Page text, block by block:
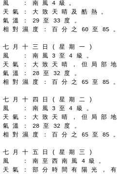
風 　 ： 南 風 4 級 。
天 氣 ： 大 致 天 晴 及 酷 熱 。
氣 溫 ： 29 至 33 度 。
相 對 濕 度 ： 百 分 之 60 至 85 。
七 月 十 三 日 ( 星 期 一 )
風 　 ： 南 風 3 至 4 級 。
天 氣 ： 大 致 天 晴 ， 但 局 部
氣 溫 ： 28 至 32 度 。
相 對 濕 度 ： 百 分 之 65 至 85 。
七 月 十 四 日 ( 星 期 二 )
風 　 ： 南 風 3 至 4 級 。
天 氣 ： 大 致 天 晴 ， 但 局 部
氣 溫 ： 28 至 32 度 。
相 對 濕 度 ： 百 分 之 65 至 85 。
七 月 十 五 日 ( 星 期 三 )
風 　 ： 南 至 西 南 風 4 級 。
天 氣 ： 部 分 時 間 有 陽 光 ，